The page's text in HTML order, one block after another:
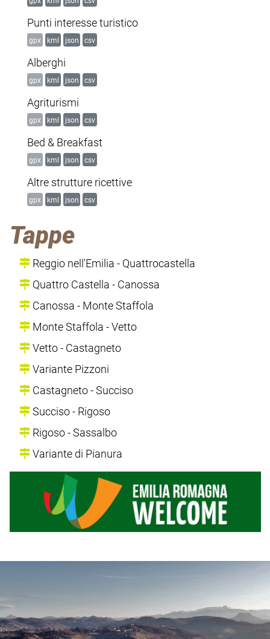
Punti interesse turistico
gpx kml json csv
Alberghi
gpx kml json csv
Agriturismi
gpx kml json csv
Bed & Breakfast
gpx kml json csv
Altre strutture ricettive
gpx kml json csv
Tappe
Reggio nell'Emilia - Quattrocastella
Quattro Castella - Canossa
Canossa - Monte Staffola
Monte Staffola - Vetto
Vetto - Castagneto
Variante Pizzoni
Castagneto - Succiso
Succiso - Rigoso
Rigoso - Sassalbo
Variante di Pianura